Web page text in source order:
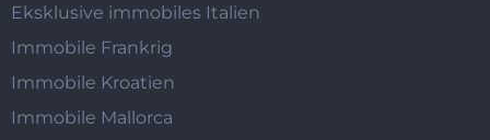
Eksklusive immobiles Italien
Immobile Frankrig
Immobile Kroatien
Immobile Mallorca